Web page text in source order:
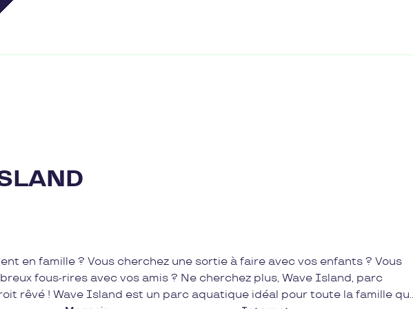
en famille ? Vous cherchez une sortie à faire avec vos enfants ? Vous
fous-rires avec vos amis ? Ne cherchez plus, Wave Island, parc
rêvé ! Wave Island est un parc aquatique idéal pour toute la famille qui